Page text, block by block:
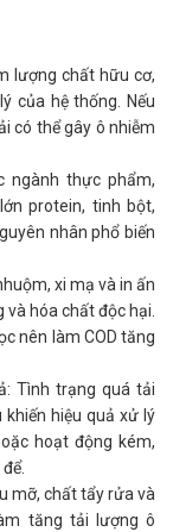
lượng chất hữu cơ,
của hệ thống. Nếu
có thể gây ô nhiễm
ngành thực phẩm,
protein, tinh bột,
nhân phổ biến
xi mạ và in ấn
hóa chất độc hại.
nên làm COD tăng
Tình trạng quá tải
khiến hiệu quả xử lý
hoạt động kém,
mỡ, chất tẩy rửa và
tăng tải lượng ô